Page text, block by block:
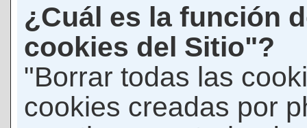
¿Cuál es la función
cookies del Sitio"?
"Borrar todas las
cookies creadas por